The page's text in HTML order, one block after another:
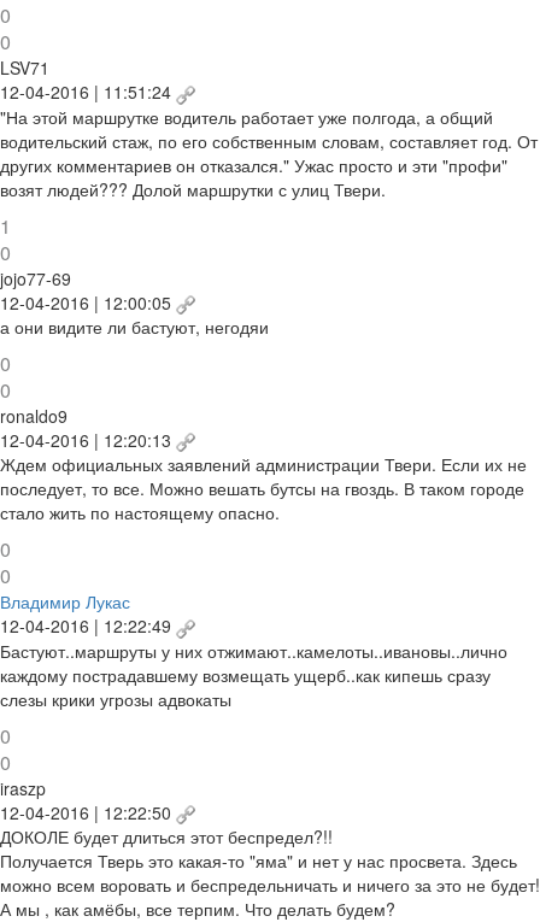
0
0
LSV71
12-04-2016 | 11:51:24
"На этой маршрутке водитель работает уже полгода, а общий
водительский стаж, по его собственным словам, составляет год. От
других комментариев он отказался." Ужас просто и эти "профи"
возят людей??? Долой маршрутки с улиц Твери.
1
0
jojo77-69
12-04-2016 | 12:00:05
а они видите ли бастуют, негодяи
0
0
ronaldo9
12-04-2016 | 12:20:13
Ждем официальных заявлений администрации Твери. Если их не
последует, то все. Можно вешать бутсы на гвоздь. В таком городе
стало жить по настоящему опасно.
0
0
Владимир Лукас
12-04-2016 | 12:22:49
Бастуют..маршруты у них отжимают..камелоты..ивановы..лично
каждому пострадавшему возмещать ущерб..как кипешь сразу
слезы крики угрозы адвокаты
0
0
iraszp
12-04-2016 | 12:22:50
ДОКОЛЕ будет длиться этот беспредел?!!
Получается Тверь это какая-то "яма" и нет у нас просвета. Здесь
можно всем воровать и беспредельничать и ничего за это не будет!
А мы , как амёбы, все терпим. Что делать будем?